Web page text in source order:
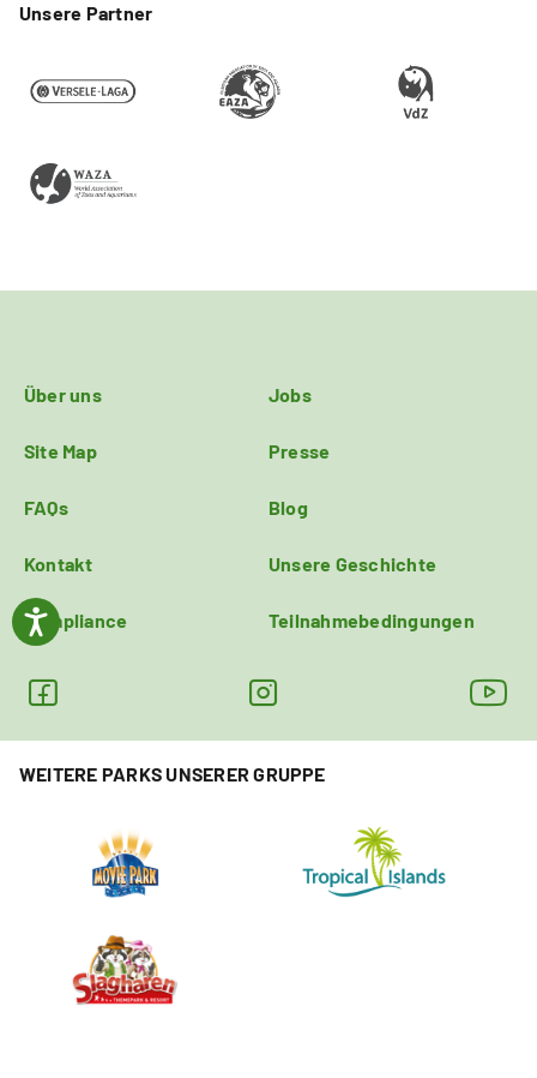
Unsere Partner
Über uns Jobs
Site Map Presse
FAQs Blog
Kontakt Unsere Geschichte
Compliance Teilnahmebedingungen
WEITERE PARKS UNSERER GRUPPE